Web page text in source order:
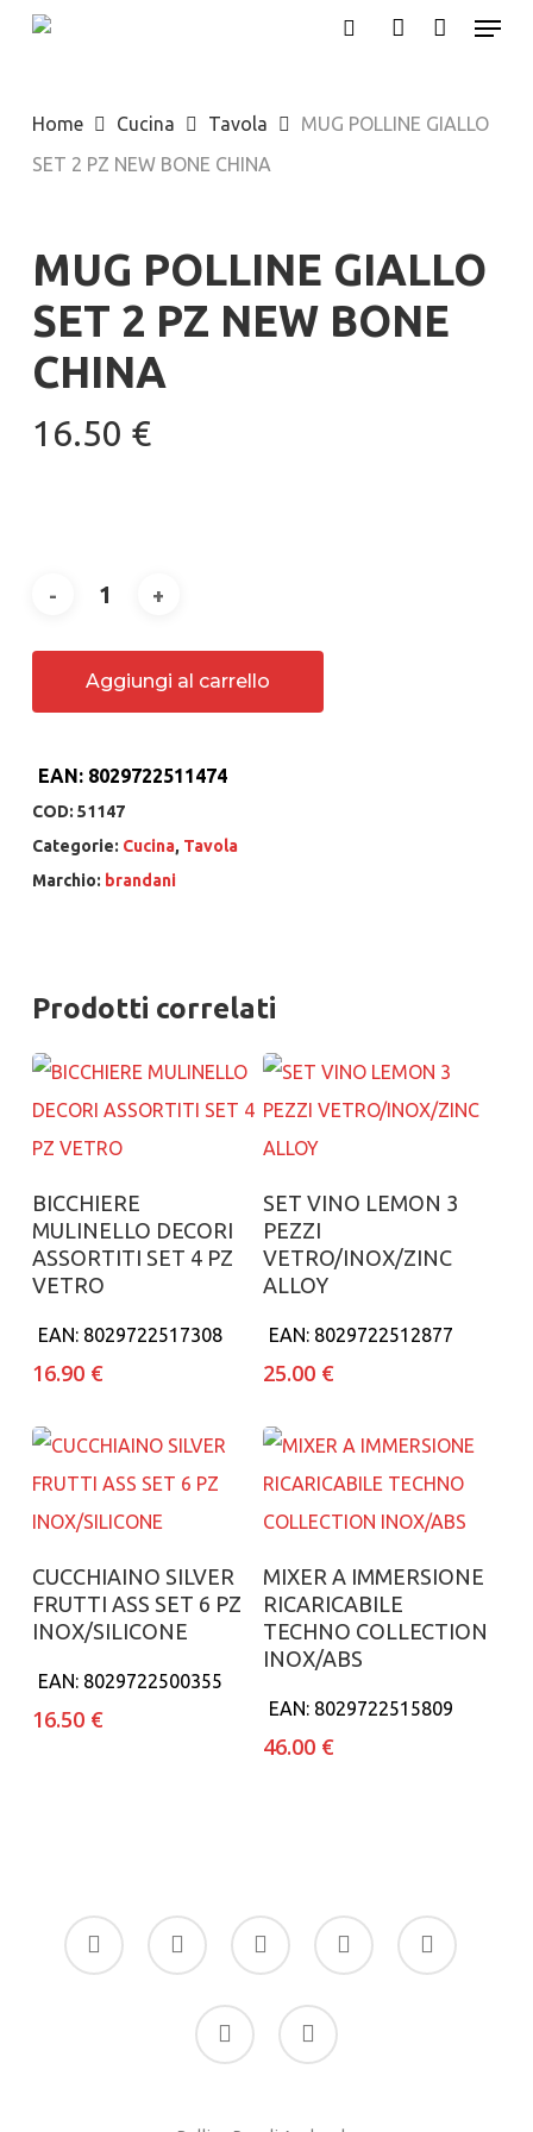
Skip
content
Menu
Home Cucina Tavola
MUG POLLINE GIALLO
SET 2 PZ NEW BONE CHINA
MUG POLLINE GIALLO
SET 2 PZ NEW BONE
CHINA
16.50 €
Aggiungi al carrello
EAN: 8029722511474
COD: 51147
Categorie: Cucina, Tavola
Marchio: brandani
Prodotti correlati
Aggiungi al carrello
BICCHIERE
MULINELLO DECORI
ASSORTITI SET 4 PZ
VETRO
EAN: 8029722517308
16.90 €
Aggiungi al carrello
SET VINO LEMON 3
PEZZI
VETRO/INOX/ZINC
ALLOY
EAN: 8029722512877
25.00 €
Aggiungi al carrello
CUCCHIAINO SILVER
FRUTTI ASS SET 6 PZ
INOX/SILICONE
EAN: 8029722500355
16.50 €
Aggiungi al carrello
MIXER A IMMERSIONE
RICARICABILE
TECHNO COLLECTION
INOX/ABS
EAN: 8029722515809
46.00 €
facebook
google-
plus
instagram whatsapp tiktok
phone email
Menu